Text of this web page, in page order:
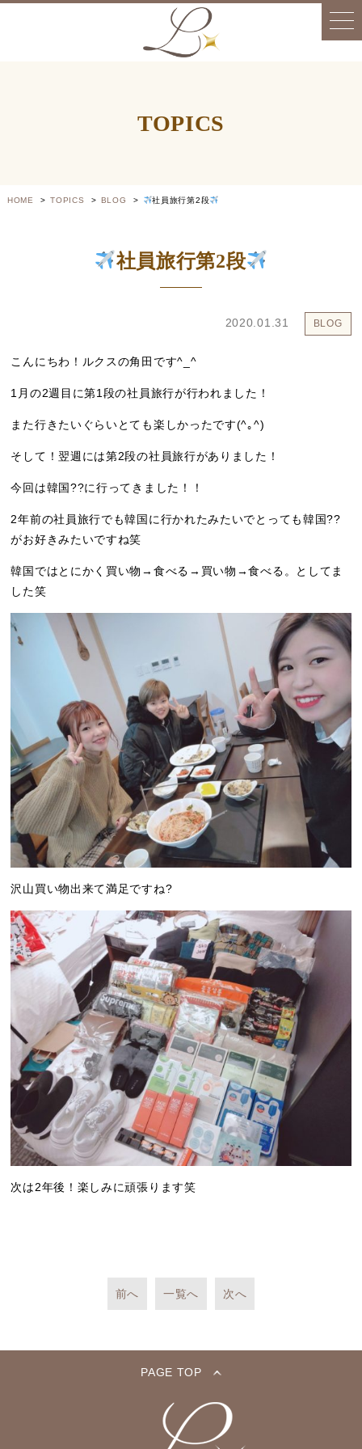
TOPICS
HOME TOPICS BLOG 社員旅行第2段
社員旅行第2段
2020.01.31 BLOG
こんにちわ！ルクスの角田です^_^
1月の2週目に第1段の社員旅行が行われました！
また行きたいぐらいとても楽しかったです(^｡^)
そして！翌週には第2段の社員旅行がありました！
今回は韓国??に行ってきました！！
2年前の社員旅行でも韓国に行かれたみたいでとっても韓国??
がお好きみたいですね笑
韓国ではとにかく買い物→食べる→買い物→食べる。としてま
した笑
沢山買い物出来て満足ですね?
次は2年後！楽しみに頑張ります笑
前へ 一覧へ 次へ
PAGE TOP